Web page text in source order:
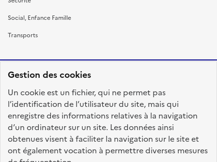
Gestion des cookies
Un cookie est un fichier, qui ne permet pas
l’identification de l’utilisateur du site, mais qui
enregistre des informations relatives à la navigation
d’un ordinateur sur un site. Les données ainsi
obtenues visent à faciliter la navigation sur le site et
ont également vocation à permettre diverses mesures
Social, Enfance Famille
Transports
FRANÇAISE
fonction-publique.gouv.fr
legifrance.gouv.fr